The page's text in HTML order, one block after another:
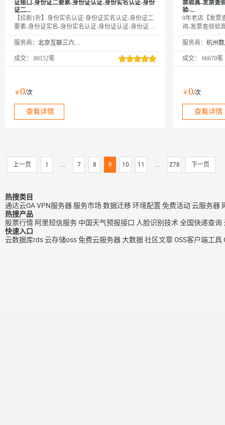
证接口-身份证二要素-身份证认证-身份实名认证-身份
证二...
【拉新1折】身份实名认证-身份证实名认证-身份证二
要素-身份证实名-身份实名认证-身份证认证-身份证认
验证-实名认证-身份实名认证-身份证实名认证接口-身
认证，输入姓名、身份证号，校验此两项是否匹配，
中国台湾。咨询客服，新用户享5折优惠！
服务商： 北京互联三六五科技有限公司
成交： 80152笔
￥0/次
查看详情
票验真-发票查
验-...
9年老店【发票
询-发票查验验
真】输入发票
精◆品质保障◆
服务商：
成交： 66670笔
￥0/次
查看详情
上一页 1 ... 7 8 9 10 11 ... 278 下一页
热搜类目
通达云OAVPN服务器 服务市场数据迁移环境配置 免费活动云服务器
热搜产品
股票行情 阿里短信服务 中国天气预报接口 人脸识别技术 全国快递查询
快速入口
云数据库rds云存储oss免费云服务器大数据社区文章OSS客户端工具